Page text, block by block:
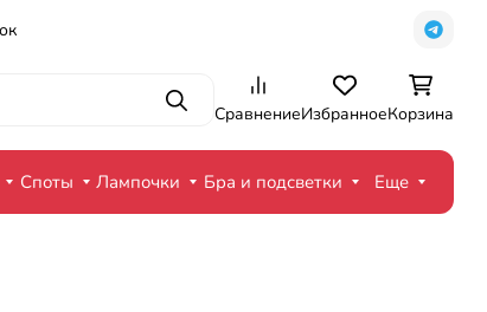
ПоискСравнениеИзбранноеКорзина
Споты Лампочки Бра и подсветки Еще